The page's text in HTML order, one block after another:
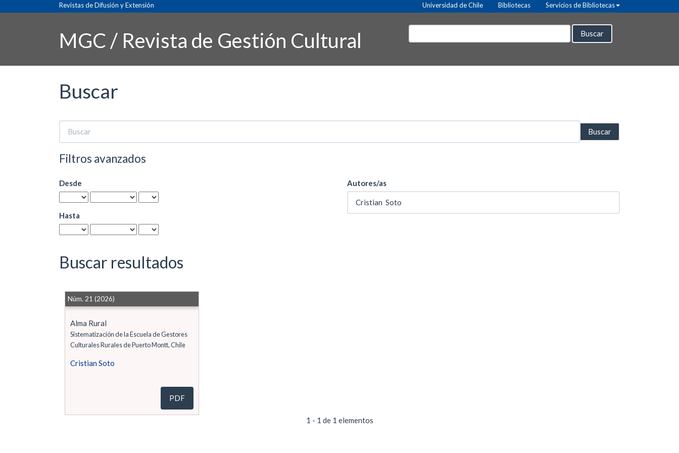
Navegación
principal
Revistas de Difusión y Extensión Universidad de Chile Bibliotecas Servicios de Bibliotecas
MGC / Revista de Gestión Cultural Buscar
Buscar
Buscar
artículos
por
Filtros avanzados
Desde
Hasta
Autores/as
Buscar resultados
Alma Rural
Sistematización de la Escuela de Gestores
Culturales Rurales de Puerto Montt, Chile
Cristian Soto
Núm. 21 (2026)
PDF
1 - 1 de 1 elementos